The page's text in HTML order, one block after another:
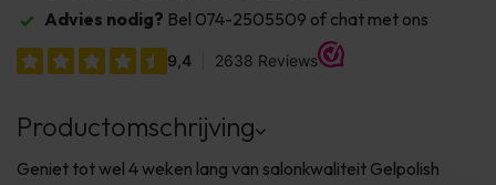
Advies nodig? Bel 074-2505509 of chat met ons
Productomschrijving
Geniet tot wel 4 weken lang van salonkwaliteit Gelpolish